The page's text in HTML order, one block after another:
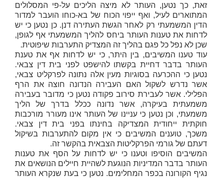
זאת, כך נטען, העותר לא מיצה הליכים על-פי המסלולים
המתוארים לעיל, ואף ייפוי הכוח של בא-כוחו הועבר למדור
הדין המשמעתי רק לאחר הגשת העתירה דנן. כן נטען כי יש
לדחות את טענות העותר ביחס להליך המשמעתי אף לגופן,
שכן לא נפל כל פגם בהליך זה המצדיק התערבות שיפוטית.
עוד טענו המשיבים, בין היתר, כי יש לדחות אף את טענת
העותר בדבר דחיית בקשתו להישפט לפני בית דין צבאי.
נטען כי ההכרעה בסוגיות מעין אלה נתונה לפרקליט צבאי,
אשר נדרש לשקול האם העבירה הנדונה חוצה את הרף
הפלילי. אשר לעבירת סירוב פקודה נטען כי מדובר בעבירה
משמעתית בעיקרה, אשר נדונה ככלל בדרך של הליך
משמעתי, וכן נטען כי עניינו של העותר אינו מעורר מורכבות
חוקתית ייחודית המצדיקה בחינתו בפני בית דין צבאי.
משכך, טוענים המשיבים כי אין מקום להתערבות בשיקול
דעתם של גורמי הפרקליטות הצבאית בהקשר זה.
המשיבים הוסיפו וטענו כי יש לדחות על הסף את טענות
העותר בדבר המדיניות הנוגעת לשהיית חיילים הנושאים את
נגיף הקורונה בכפר המחלימים. נטען כי בעת שנקרא העותר